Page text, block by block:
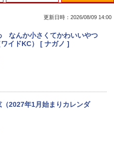
ポイント】【大特価!訳あ
通 LIFEBOOK A576/第6世代 C
VGA/HDMI/DVD/Office/中古
ンP5倍/10%オフクーポン】中古
液晶モニター VL-17CST
スクエア ホワイト LCD LEDバ
ングレア DVI VESA準拠 ディス
レット 19インチワイド ノング
更新日時：2026/08/09 14:00
なんか小さくてかわいいやつ
ワイドKC） [ ナガノ ]
（2027年1月始まりカレンダ